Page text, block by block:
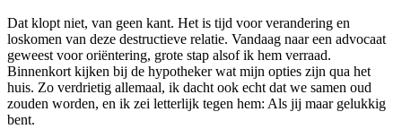
Dat klopt niet, van geen kant. Het is tijd voor verandering en
loskomen van deze destructieve relatie. Vandaag naar een advocaat
geweest voor oriëntering, grote stap alsof ik hem verraad.
Binnenkort kijken bij de hypotheker wat mijn opties zijn qua het
huis. Zo verdrietig allemaal, ik dacht ook echt dat we samen oud
zouden worden, en ik zei letterlijk tegen hem: Als jij maar gelukkig
bent.